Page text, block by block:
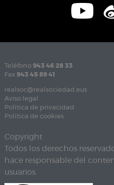
Teléfono 943 46 28 33
Fax 943 45 89 41
realsoc@realsociedad.eus
Aviso legal
Política de privacidad
Política de cookies
Copyright
Todos los derechos
hace responsable del
usuarios.